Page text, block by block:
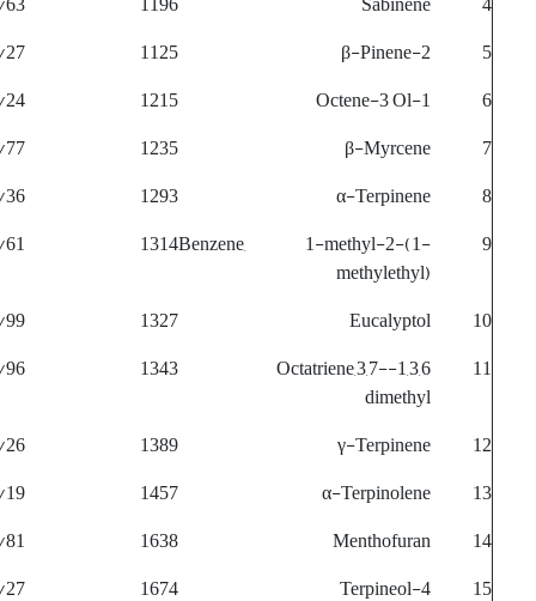
5
2-β-Pinene
1125
6
1-Octene-3 Ol
1215
7
β-Myrcene
1235
8
α-Terpinene
1293
9
Benzene, 1-methyl-2-(1-
methylethyl)
1314
10
Eucalyptol
1327
11
1,3,6-Octatriene,3,7-
dimethyl
1343
12
γ-Terpinene
1389
13
α-Terpinolene
1457
14
Menthofuran
1638
15
4-Terpineol
1674